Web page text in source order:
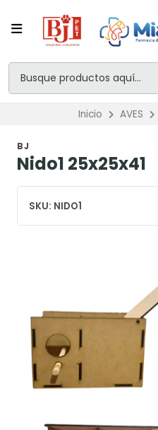
Inicio AVES
BJ
Nido1 25x25x41
SKU: NIDO1